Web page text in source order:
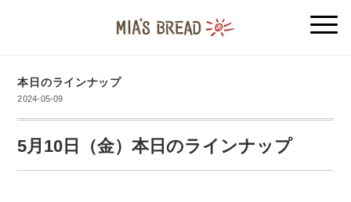
本日のラインナップ
2024-05-09
5月10日（金）本日のラインナップ